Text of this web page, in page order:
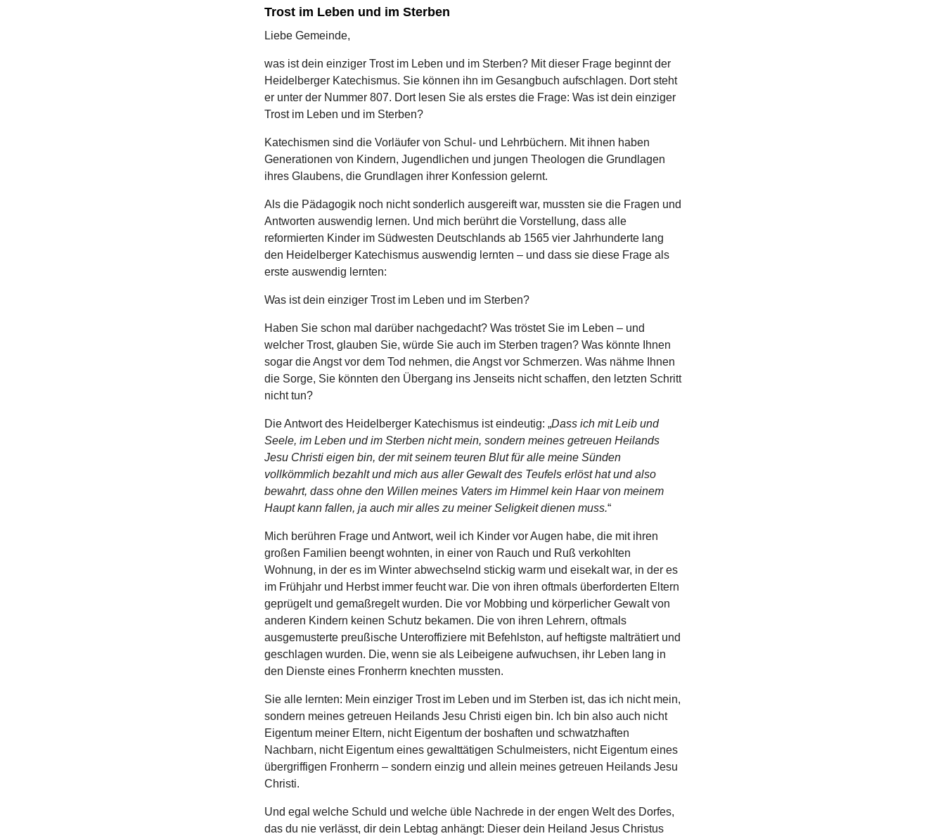
Trost im Leben und im Sterben
Liebe Gemeinde,
was ist dein einziger Trost im Leben und im Sterben? Mit dieser Frage beginnt der
Heidelberger Katechismus. Sie können ihn im Gesangbuch aufschlagen. Dort steht
er unter der Nummer 807. Dort lesen Sie als erstes die Frage: Was ist dein einziger
Trost im Leben und im Sterben?
Katechismen sind die Vorläufer von Schul- und Lehrbüchern. Mit ihnen haben
Generationen von Kindern, Jugendlichen und jungen Theologen die Grundlagen
ihres Glaubens, die Grundlagen ihrer Konfession gelernt.
Als die Pädagogik noch nicht sonderlich ausgereift war, mussten sie die Fragen und
Antworten auswendig lernen. Und mich berührt die Vorstellung, dass alle
reformierten Kinder im Südwesten Deutschlands ab 1565 vier Jahrhunderte lang
den Heidelberger Katechismus auswendig lernten – und dass sie diese Frage als
erste auswendig lernten:
Was ist dein einziger Trost im Leben und im Sterben?
Haben Sie schon mal darüber nachgedacht? Was tröstet Sie im Leben – und
welcher Trost, glauben Sie, würde Sie auch im Sterben tragen? Was könnte Ihnen
sogar die Angst vor dem Tod nehmen, die Angst vor Schmerzen. Was nähme Ihnen
die Sorge, Sie könnten den Übergang ins Jenseits nicht schaffen, den letzten Schritt
nicht tun?
Die Antwort des Heidelberger Katechismus ist eindeutig: „Dass ich mit Leib und
Seele, im Leben und im Sterben nicht mein, sondern meines getreuen Heilands
Jesu Christi eigen bin, der mit seinem teuren Blut für alle meine Sünden
vollkömmlich bezahlt und mich aus aller Gewalt des Teufels erlöst hat und also
bewahrt, dass ohne den Willen meines Vaters im Himmel kein Haar von meinem
Haupt kann fallen, ja auch mir alles zu meiner Seligkeit dienen muss.“
Mich berühren Frage und Antwort, weil ich Kinder vor Augen habe, die mit ihren
großen Familien beengt wohnten, in einer von Rauch und Ruß verkohlten
Wohnung, in der es im Winter abwechselnd stickig warm und eisekalt war, in der es
im Frühjahr und Herbst immer feucht war. Die von ihren oftmals überforderten Eltern
geprügelt und gemaßregelt wurden. Die vor Mobbing und körperlicher Gewalt von
anderen Kindern keinen Schutz bekamen. Die von ihren Lehrern, oftmals
ausgemusterte preußische Unteroffiziere mit Befehlston, auf heftigste malträtiert und
geschlagen wurden. Die, wenn sie als Leibeigene aufwuchsen, ihr Leben lang in
den Dienste eines Fronherrn knechten mussten.
Sie alle lernten: Mein einziger Trost im Leben und im Sterben ist, das ich nicht mein,
sondern meines getreuen Heilands Jesu Christi eigen bin. Ich bin also auch nicht
Eigentum meiner Eltern, nicht Eigentum der boshaften und schwatzhaften
Nachbarn, nicht Eigentum eines gewalttätigen Schulmeisters, nicht Eigentum eines
übergriffigen Fronherrn – sondern einzig und allein meines getreuen Heilands Jesu
Christi.
Und egal welche Schuld und welche üble Nachrede in der engen Welt des Dorfes,
das du nie verlässt, dir dein Lebtag anhängt: Dieser dein Heiland Jesus Christus